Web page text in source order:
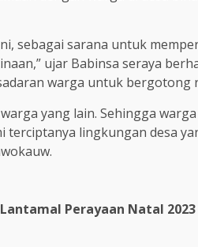
sebagai sarana untuk
ujar Babinsa seraya
warga untuk bergotong
yang lain. Sehingga
lingkungan desa
Lantamal Perayaan Natal